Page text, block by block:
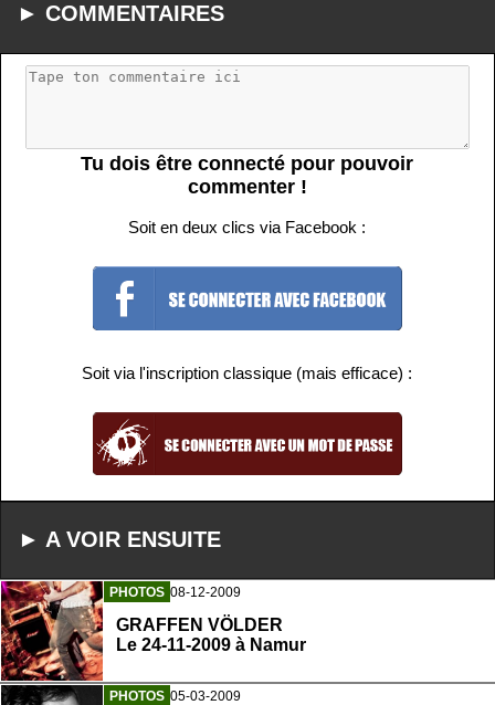
► COMMENTAIRES
Tu dois être connecté pour pouvoir
commenter !
Soit en deux clics via Facebook :
Soit via l'inscription classique (mais efficace) :
► A VOIR ENSUITE
PHOTOS 08-12-2009
GRAFFEN VÖLDER
Le 24-11-2009 à Namur
PHOTOS 05-03-2009